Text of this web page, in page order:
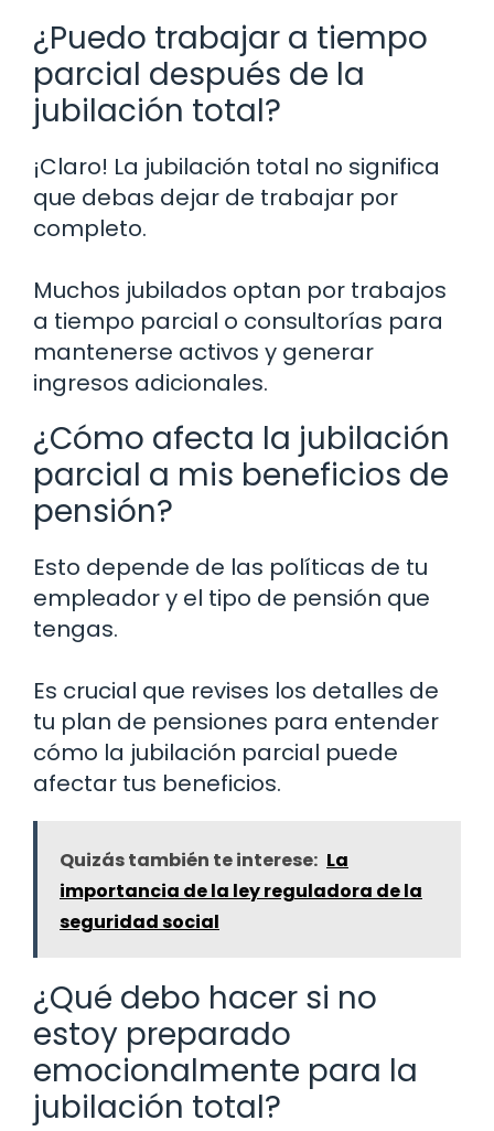
¿Puedo trabajar a tiempo
parcial después de la
jubilación total?
¡Claro! La jubilación total no significa
que debas dejar de trabajar por
completo.
Muchos jubilados optan por trabajos
a tiempo parcial o consultorías para
mantenerse activos y generar
ingresos adicionales.
¿Cómo afecta la jubilación
parcial a mis beneficios de
pensión?
Esto depende de las políticas de tu
empleador y el tipo de pensión que
tengas.
Es crucial que revises los detalles de
tu plan de pensiones para entender
cómo la jubilación parcial puede
afectar tus beneficios.
Quizás también te interese: La
importancia de la ley reguladora de la
seguridad social
¿Qué debo hacer si no
estoy preparado
emocionalmente para la
jubilación total?